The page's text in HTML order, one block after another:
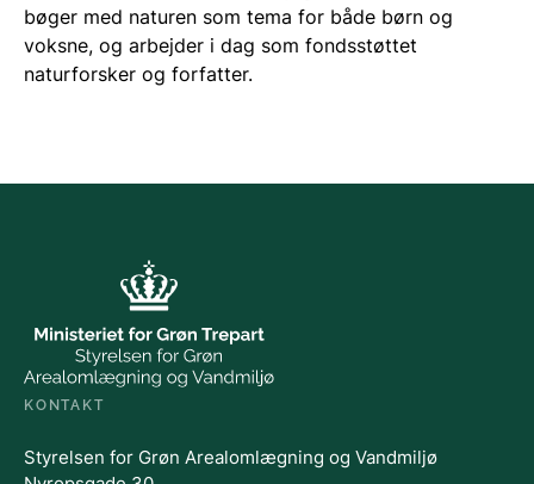
bøger med naturen som tema for både børn og
voksne, og arbejder i dag som fondsstøttet
naturforsker og forfatter.
KONTAKT
Styrelsen for Grøn Arealomlægning og Vandmiljø